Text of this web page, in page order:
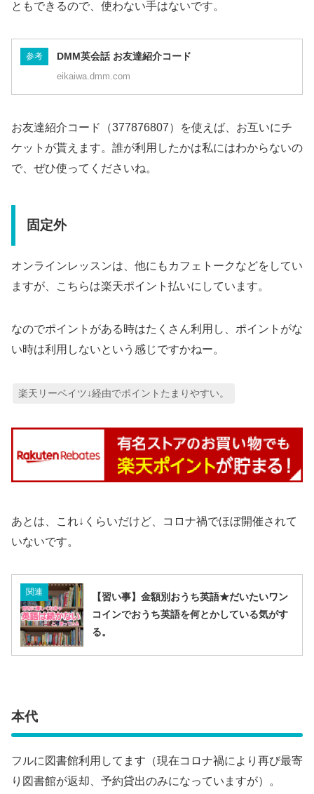
ともできるので、使わない手はないです。
参考 DMM英会話 お友達紹介コード
eikaiwa.dmm.com
お友達紹介コード（377876807）を使えば、お互いにチ
ケットが貰えます。誰が利用したかは私にはわからないの
で、ぜひ使ってくださいね。
固定外
オンラインレッスンは、他にもカフェトークなどをしてい
ますが、こちらは楽天ポイント払いにしています。
なのでポイントがある時はたくさん利用し、ポイントがな
い時は利用しないという感じですかねー。
楽天リーベイツ↓経由でポイントたまりやすい。
あとは、これ↓くらいだけど、コロナ禍でほぼ開催されて
いないです。
関連
【習い事】金額別おうち英語★だいたいワン
コインでおうち英語を何とかしている気がす
る。
本代
フルに図書館利用してます（現在コロナ禍により再び最寄
り図書館が返却、予約貸出のみになっていますが）。